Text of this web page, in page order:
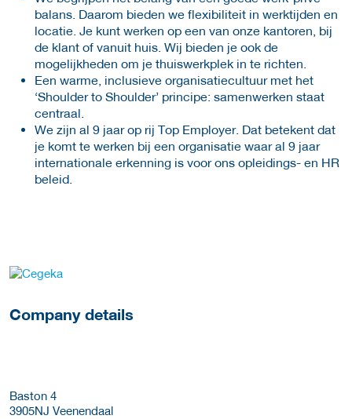
balans. Daarom bieden we flexibiliteit in werktijden en
locatie. Je kunt werken op een van onze kantoren, bij
de klant of vanuit huis. Wij bieden je ook de
mogelijkheden om je thuiswerkplek in te richten.
Een warme, inclusieve organisatiecultuur met het
‘Shoulder to Shoulder’ principe: samenwerken staat
centraal.
We zijn al 9 jaar op rij Top Employer. Dat betekent dat
je komt te werken bij een organisatie waar al 9 jaar
internationale erkenning is voor ons opleidings- en HR
beleid.
More Employer Details
Company details
Baston 4
3905NJ Veenendaal